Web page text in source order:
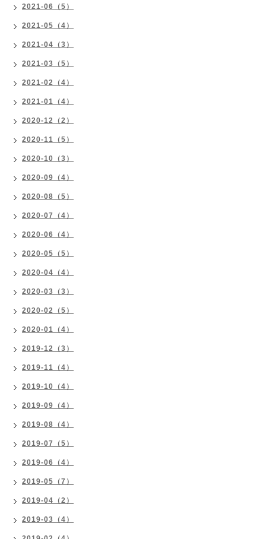
2021-06（5）
2021-05（4）
2021-04（3）
2021-03（5）
2021-02（4）
2021-01（4）
2020-12（2）
2020-11（5）
2020-10（3）
2020-09（4）
2020-08（5）
2020-07（4）
2020-06（4）
2020-05（5）
2020-04（4）
2020-03（3）
2020-02（5）
2020-01（4）
2019-12（3）
2019-11（4）
2019-10（4）
2019-09（4）
2019-08（4）
2019-07（5）
2019-06（4）
2019-05（7）
2019-04（2）
2019-03（4）